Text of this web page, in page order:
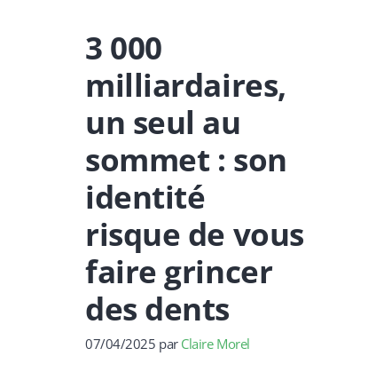
3 000
milliardaires,
un seul au
sommet : son
identité
risque de vous
faire grincer
des dents
07/04/2025 par Claire Morel